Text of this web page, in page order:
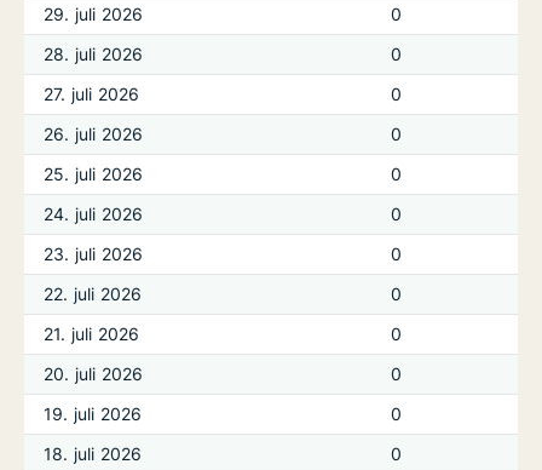
29. juli 2026
0
28. juli 2026
0
27. juli 2026
0
26. juli 2026
0
25. juli 2026
0
24. juli 2026
0
23. juli 2026
0
22. juli 2026
0
21. juli 2026
0
20. juli 2026
0
19. juli 2026
0
18. juli 2026
0